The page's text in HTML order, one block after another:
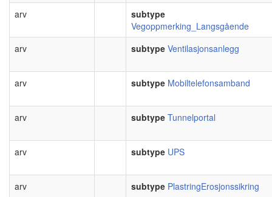
arv
subtype
Vegoppmerking_Langsgående
arv
subtype Ventilasjonsanlegg
arv subtype Mobiltelefonsamband
arv subtype Tunnelportal
arv subtype UPS
arv subtype PlastringErosjonssikring